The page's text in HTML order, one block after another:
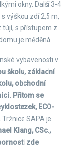
okny. Další 3-4
výškou zdí 2,5 m,
tújí, s přístupem z
je měděná.
vybavenosti v
školu, základní
obchodní
Přitom se
ECO-
Tržnice SAPA je
Klang, CSc.,
zde